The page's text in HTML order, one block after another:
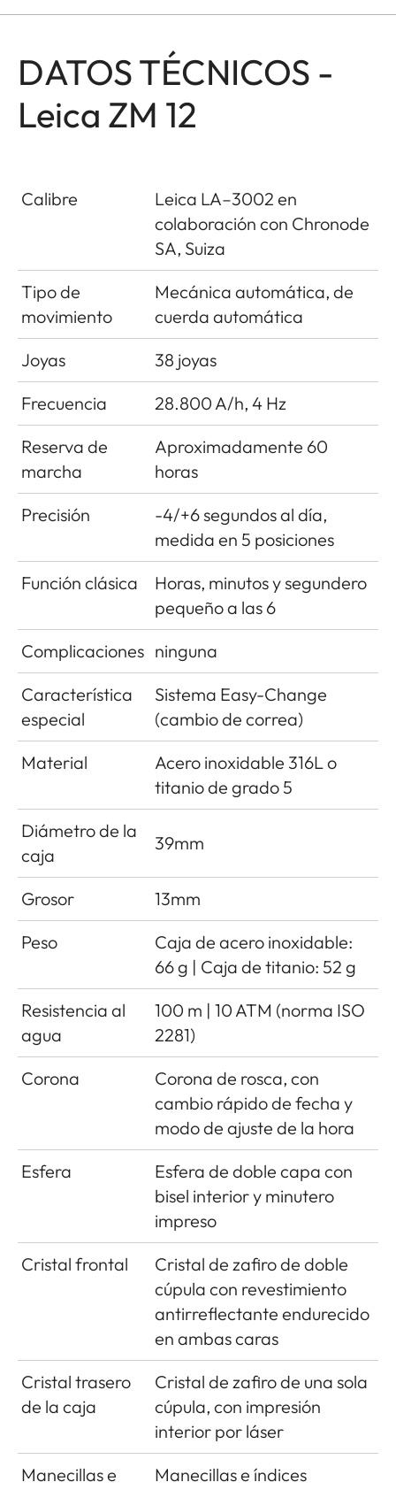
DATOS TÉCNICOS -
Leica ZM 12
Calibre
Leica LA–3002 en
colaboración con Chronode
SA, Suiza
Tipo de
movimiento
Mecánica automática, de
cuerda automática
Joyas
38 joyas
Frecuencia
28.800 A/h, 4 Hz
Reserva de
marcha
Aproximadamente 60
horas
Precisión
-4/+6 segundos al día,
medida en 5 posiciones
Función clásica
Horas, minutos y segundero
pequeño a las 6
Complicaciones ninguna
Característica
especial
Sistema Easy-Change
(cambio de correa)
Material
Acero inoxidable 316L o
titanio de grado 5
Diámetro de la
caja
39mm
Grosor
13mm
Peso
Caja de acero inoxidable:
66 g | Caja de titanio: 52 g
Resistencia al
agua
100 m | 10 ATM (norma ISO
2281)
Corona
Corona de rosca, con
cambio rápido de fecha y
modo de ajuste de la hora
Esfera
Esfera de doble capa con
bisel interior y minutero
impreso
Cristal frontal
Cristal de zafiro de doble
cúpula con revestimiento
antirreflectante endurecido
en ambas caras
Cristal trasero
de la caja
Cristal de zafiro de una sola
cúpula, con impresión
interior por láser
Manecillas e
Manecillas e índices